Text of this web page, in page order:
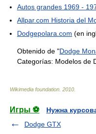
Autos grandes 1969 -
Allpar.com Historia del
Dodgepolara.com (en
Obtenido de "Dodge
Categorías: Modelos de
Wikimedia foundation 2010
Игры ⚽
Нужна
Dodge GTX